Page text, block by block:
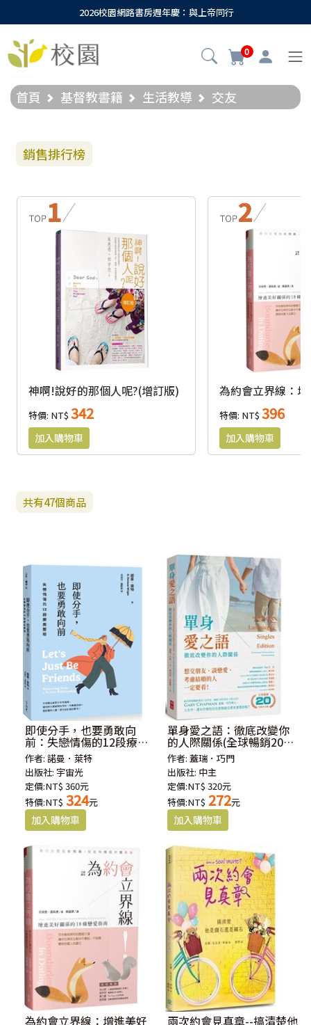
2026校園網路書房週年慶：與上帝同行
0
首頁 基督教書籍 生活教導 交友
銷售排行榜
神啊!說好的那個人呢?(增訂版)
特價: NT$342 特價: NT$396
共有47個商品
即使分手，也要勇敢向
前：失戀情傷的12段療癒
歷程(原書:戀人還是朋友)
作者:諾曼．萊特
出版社: 宇宙光
定價:NT$ 360元
特價:NT$ 324元
單身愛之語：徹底改變你
的人際關係(全球暢銷20週
年全新中文版)
作者:蓋瑞．巧門
出版社: 中主
定價:NT$ 320元
特價:NT$ 272元
為約會立界線：增進美好 兩次約會見真章--搞清楚他